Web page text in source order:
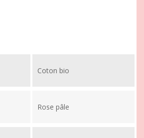
Coton bio
Rose pâle